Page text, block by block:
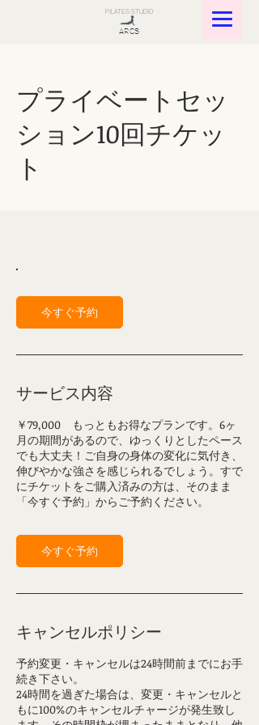
PILATES STUDIO
ARCS
プライベートセッ
ション10回チケッ
ト
今すぐ予約
サービス内容
￥79,000 もっともお得なプランです。6ヶ
月の期間があるので、ゆっくりとしたペース
でも大丈夫！ご自身の身体の変化に気付き、
伸びやかな強さを感じられるでしょう。すで
にチケットをご購入済みの方は、そのまま
「今すぐ予約」からご予約ください。
今すぐ予約
キャンセルポリシー
予約変更・キャンセルは24時間前までにお手
続き下さい。
24時間を過ぎた場合は、変更・キャンセルと
もに100%のキャンセルチャージが発生致し